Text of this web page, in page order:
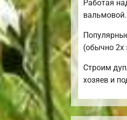
Работая
(обычно 2х
Строим
хозяев и